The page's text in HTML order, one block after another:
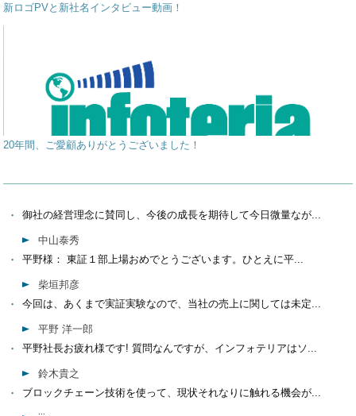
新ロゴPVと新社名インタビュー動画！
20年間、ご愛顧ありがとうございました！
御社の経営理念に賛同し、今後の成長を期待して今日微量なが...
中山泰秀
平野様： 東証１部上場おめでとうございます。ひとえに平...
柴垣邦彦
今回は、あくまで実証実験なので、当社の売上に関しては未定...
平野 洋一郎
平野社長お疲れ様です! 質問なんですが、インフォテリアはソ...
鈴木貴之
ブロックチェーン技術を使って、現状それなりに触れる機会が...